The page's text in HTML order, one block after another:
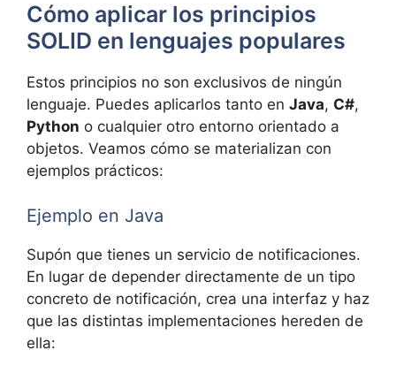
Cómo aplicar los principios
SOLID en lenguajes populares
Estos principios no son exclusivos de ningún
lenguaje. Puedes aplicarlos tanto en Java, C#,
Python o cualquier otro entorno orientado a
objetos. Veamos cómo se materializan con
ejemplos prácticos:
Ejemplo en Java
Supón que tienes un servicio de notificaciones.
En lugar de depender directamente de un tipo
concreto de notificación, crea una interfaz y haz
que las distintas implementaciones hereden de
ella: